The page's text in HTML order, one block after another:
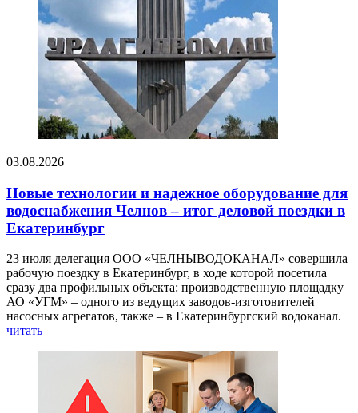
03.08.2026
Новые технологии и надежное оборудование для
водоснабжения Челнов – итог деловой поездки в
Екатеринбург
23 июля делегация ООО «ЧЕЛНЫВОДОКАНАЛ» совершила
рабочую поездку в Екатеринбург, в ходе которой посетила
сразу два профильных объекта: производственную площадку
АО «УГМ» – одного из ведущих заводов-изготовителей
насосных агрегатов, также – в Екатеринбургский водоканал.
читать